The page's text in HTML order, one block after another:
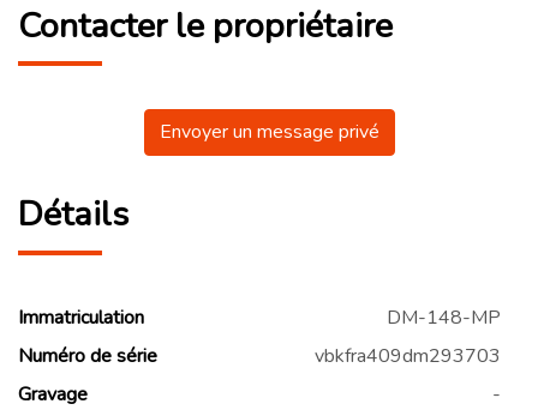
Contacter le propriétaire
Envoyer un message privé
Détails
Immatriculation
DM-148-MP
Numéro de série
vbkfra409dm293703
Gravage
-